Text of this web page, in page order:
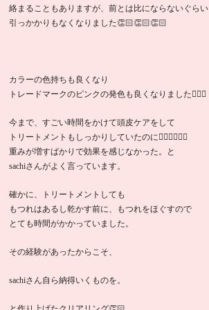
絡まることもありますが、前とは比にならないぐらい
引っかかりもなくなりました👏🏻👏🏻👏🏻
カラーの色持ちも良くなり
トレードマークのピンクの発色も良くなりました👍🏻✨
今まで、すごい時間をかけて頭皮ケアをして
トリートメントもしっかりしていたのに🤷‍♀️🤷‍♀️🤷‍♀️
重みが増すばかりで効果を感じなかった。と
sachiさんがよく言っています。
確かに、トリートメントしても
もつれはあるし乾かす前に、もつれをほぐすので
とても時間がかかっていました。
その経験があったからこそ、
sachiさん自ら納得いくものを。